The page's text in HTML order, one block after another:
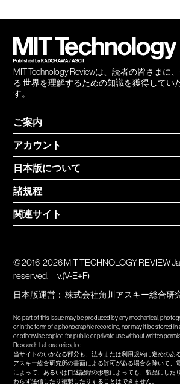
MIT Technology Reviewは、読者の皆さまに
る 世界を理解するための知識を獲得してい
す。
ご案内
アカウント
日本版について
諸規程
関連サイト
© 2016-2026 MIT TECHNOLOGY REVIEW
reserved.
v.(V-E+F)
日本版運営：株式会社角川アスキー総合研
No part of this issue may be produced by any mechanical,
or in the form of a phonographic recording, nor may it be stored in
or otherwise copied for public or private use without written
Research Laboratories, Inc.
当サイトのいかなる部分も、法令または利用規約に定めのあ
アスキー総合研究所の書面による許可がある場合を除いて、
によって、あるいは口述記録の形態によっても、製品にした
わらず送信したり複製したりすることはできません。